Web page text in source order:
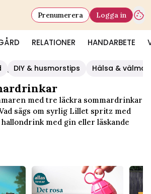
RELATIONER HANDARBETE
Prenumerera Logga in
DIY & husmorstips Hälsa &
diy
med tre läckra sommardrinkar
sägs om syrlig Lillet spritz med
med gin eller läskande